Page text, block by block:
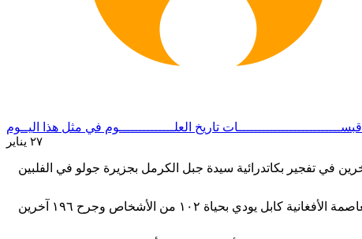
قبســــــــــــــــــــــــــات تاريخ العلــــــــــــــوم في مثل هذا اليــوم
٢٧ يناير